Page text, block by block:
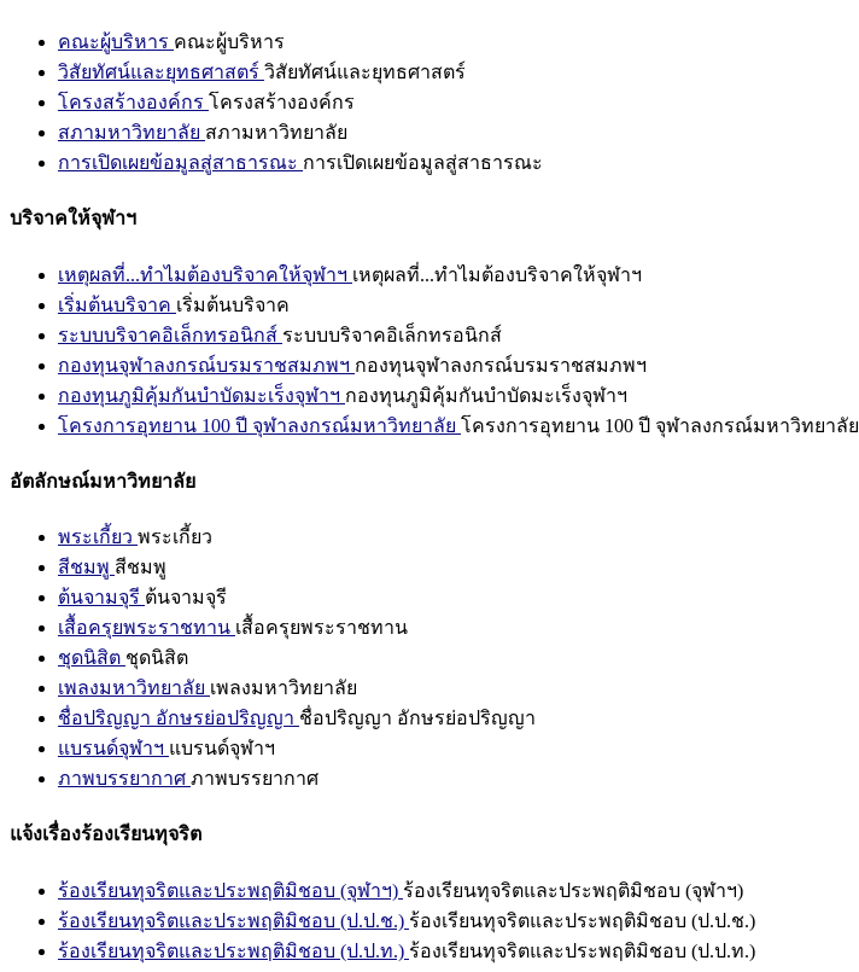
คณะผู้บริหาร คณะผู้บริหาร
วิสัยทัศน์และยุทธศาสตร์ วิสัยทัศน์และยุทธศาสตร์
โครงสร้างองค์กร โครงสร้างองค์กร
สภามหาวิทยาลัย สภามหาวิทยาลัย
การเปิดเผยข้อมูลสู่สาธารณะ การเปิดเผยข้อมูลสู่สาธารณะ
บริจาคให้จุฬาฯ
เหตุผลที่...ทำไมต้องบริจาคให้จุฬาฯ เหตุผลที่...ทำไมต้องบริจาคให้จุฬาฯ
เริ่มต้นบริจาค เริ่มต้นบริจาค
ระบบบริจาคอิเล็กทรอนิกส์ ระบบบริจาคอิเล็กทรอนิกส์
กองทุนจุฬาลงกรณ์บรมราชสมภพฯ กองทุนจุฬาลงกรณ์บรมราชสมภพฯ
กองทุนภูมิคุ้มกันบำบัดมะเร็งจุฬาฯ กองทุนภูมิคุ้มกันบำบัดมะเร็งจุฬาฯ
โครงการอุทยาน 100 ปี จุฬาลงกรณ์มหาวิทยาลัย โครงการอุทยาน 100 ปี จุฬาลงกรณ์มหาวิทยาลัย
อัตลักษณ์มหาวิทยาลัย
พระเกี้ยว พระเกี้ยว
สีชมพู สีชมพู
ต้นจามจุรี ต้นจามจุรี
เสื้อครุยพระราชทาน เสื้อครุยพระราชทาน
ชุดนิสิต ชุดนิสิต
เพลงมหาวิทยาลัย เพลงมหาวิทยาลัย
ชื่อปริญญา อักษรย่อปริญญา ชื่อปริญญา อักษรย่อปริญญา
แบรนด์จุฬาฯ แบรนด์จุฬาฯ
ภาพบรรยากาศ ภาพบรรยากาศ
แจ้งเรื่องร้องเรียนทุจริต
ร้องเรียนทุจริตและประพฤติมิชอบ (จุฬาฯ) ร้องเรียนทุจริตและประพฤติมิชอบ (จุฬาฯ)
ร้องเรียนทุจริตและประพฤติมิชอบ (ป.ป.ช.) ร้องเรียนทุจริตและประพฤติมิชอบ (ป.ป.ช.)
ร้องเรียนทุจริตและประพฤติมิชอบ (ป.ป.ท.) ร้องเรียนทุจริตและประพฤติมิชอบ (ป.ป.ท.)